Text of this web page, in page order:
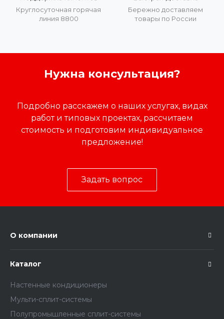
Круглосуточная горячая
линия 8800
Бережно доставляем
товары по России
Нужна консультация?
Подробно расскажем о наших услугах, видах
работ и типовых проектах, рассчитаем
стоимость и подготовим индивидуальное
предложение!
Задать вопрос
О компании
Каталог
Настенные кондиционеры
Мульти-сплит-системы
Полупромышленные сплит-системы